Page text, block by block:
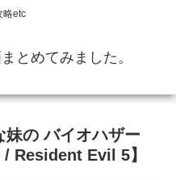
略etc
とめてみました。
妹の バイオハザー
/ Resident Evil 5】